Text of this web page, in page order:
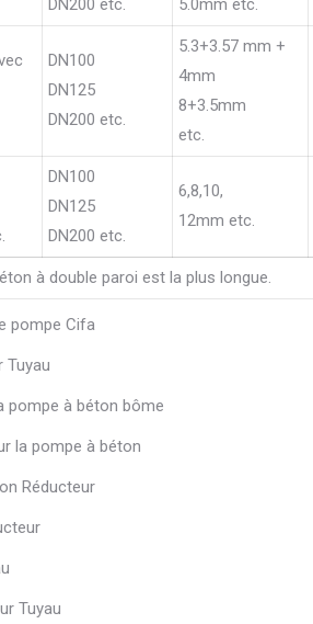
DN100
DN125
DN200 etc.
5.3+3.57 mm +
4mm
8+3.5mm
etc.
DN100
DN125
DN200 etc.
6,8,10,
12mm etc.
à double paroi est la plus longue.
pompe Cifa
Tuyau
pompe à béton bôme
la pompe à béton
Réducteur
Tuyau